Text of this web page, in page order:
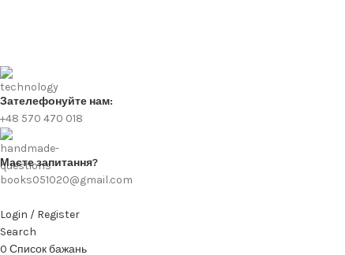
Зателефонуйте нам:
+48 570 470 018
Маєте запитання?
books051020@gmail.com
Login / Register
Search
0 Список бажань